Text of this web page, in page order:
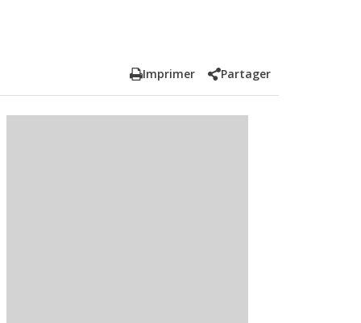
Imprimer Partager